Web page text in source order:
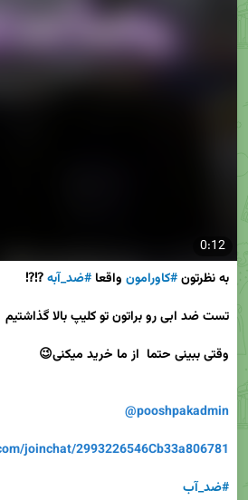
0:12
به نظرتون #کاورامون واقعا #ضد_آبه
@pooshpakadmin
joinchat/2993226546Cb33a806781
#ضد_آب